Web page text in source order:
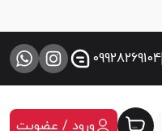
09928269104
ورود / عضویت